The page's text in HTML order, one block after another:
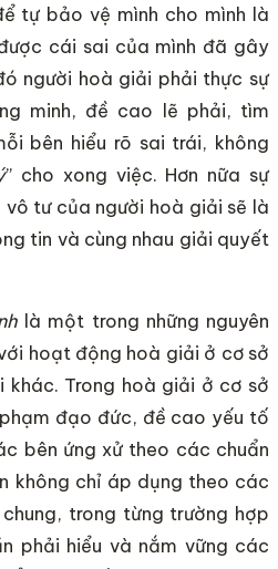
tự bảo vệ mình cho mình là
cái sai của mình đã gây
người hoà giải phải thực sự
minh, đề cao lẽ phải, tìm
bên hiểu rõ sai trái, không
” cho xong việc. Hơn nữa sự
vô tư của người hoà giải sẽ là
tin và cùng nhau giải quyết
là một trong những nguyên
hoạt động hoà giải ở cơ sở
khác. Trong hoà giải ở cơ sở
đạo đức, đề cao yếu tố
bên ứng xử theo các chuẩn
không chỉ áp dụng theo các
trong từng trường hợp
phải hiểu và nắm vững các